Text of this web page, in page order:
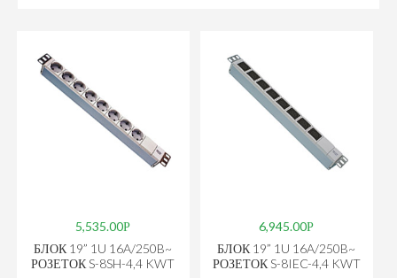
5,535.00
БЛОК 19” 1U 16A/250B~
РОЗЕТОК S-8SH-4,4 KWT
6,945.00
БЛОК 19” 1U 16A/250B~
РОЗЕТОК S-8IEC-4,4 KWT